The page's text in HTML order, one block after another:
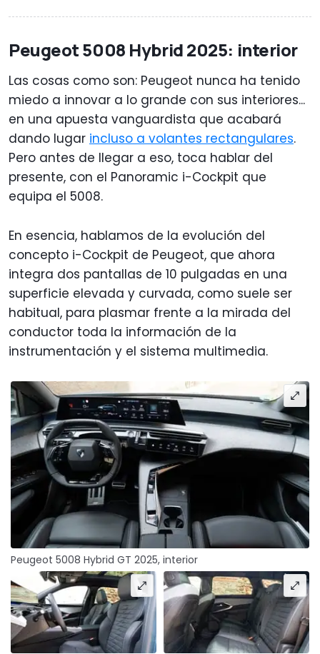
Peugeot 5008 Hybrid 2025: interior
Las cosas como son: Peugeot nunca ha tenido
miedo a innovar a lo grande con sus interiores...
en una apuesta vanguardista que acabará
dando lugar incluso a volantes rectangulares.
Pero antes de llegar a eso, toca hablar del
presente, con el Panoramic i-Cockpit que
equipa el 5008.
En esencia, hablamos de la evolución del
concepto i-Cockpit de Peugeot, que ahora
integra dos pantallas de 10 pulgadas en una
superficie elevada y curvada, como suele ser
habitual, para plasmar frente a la mirada del
conductor toda la información de la
instrumentación y el sistema multimedia.
Peugeot 5008 Hybrid GT 2025, interior